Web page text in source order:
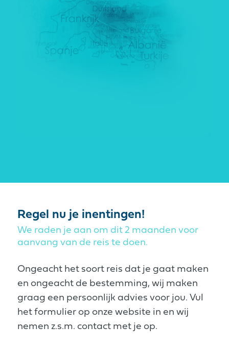
Regel nu je inentingen!
We raden je aan om dit 2 maanden voor
aanvang van de reis te doen.
Ongeacht het soort reis dat je gaat maken
en ongeacht de bestemming, wij maken
graag een persoonlijk advies voor jou. Vul
het formulier op onze website in en wij
nemen z.s.m. contact met je op.